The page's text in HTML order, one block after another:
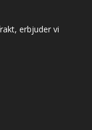
erbjuder vi